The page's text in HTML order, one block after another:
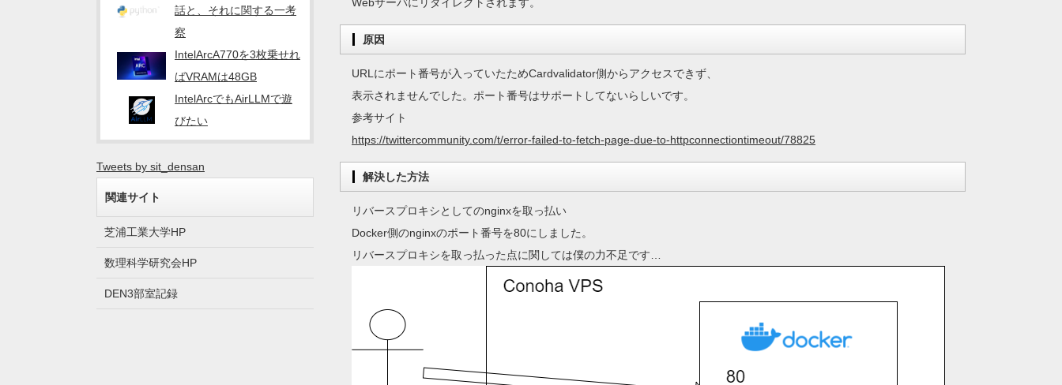
原因
URLにポート番号が入っていたためCardvalidator側からアクセスできず、
表示されませんでした。ポート番号はサポートしてないらしいです。
参考サイト
https://twittercommunity.com/t/error-failed-to-fetch-page-due-to-httpconnectiontimeout/78825
解決した方法
リバースプロキシとしてのnginxを取っ払い
Docker側のnginxのポート番号を80にしました。
リバースプロキシを取っ払った点に関しては僕の力不足です…
話と、それに関する一考
察
IntelArcA770を3枚乗せれ
ばVRAMは48GB
IntelArcでもAirLLMで遊
びたい
Tweets by sit_densan
関連サイト
芝浦工業大学HP
数理科学研究会HP
DEN3部室記録